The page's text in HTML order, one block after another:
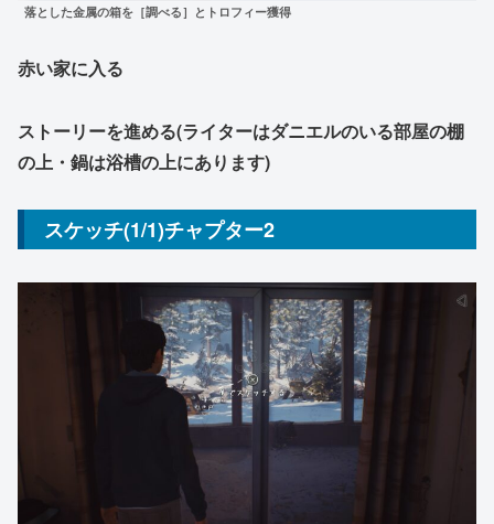
落とした金属の箱を［調べる］ とトロフィー獲得
赤い家に入る
ストーリーを進める(ライターはダニエルのいる部屋の棚
の上・鍋は浴槽の上にあります)
スケッチ(1/1)チャプター2